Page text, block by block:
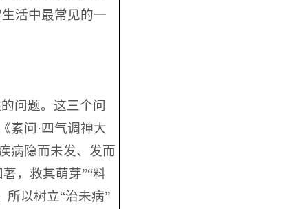
活中最常见的一
问题。这三个问
素问·四气调神大
病隐而未发、发而
，救其萌芽”“料
所以树立“治未病”